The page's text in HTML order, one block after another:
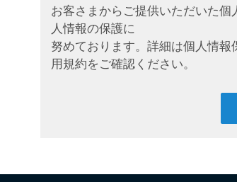
お客さまからご提供いただいた個
人情報の保護に
努めております。詳細は個人情報
用規約をご確認ください。